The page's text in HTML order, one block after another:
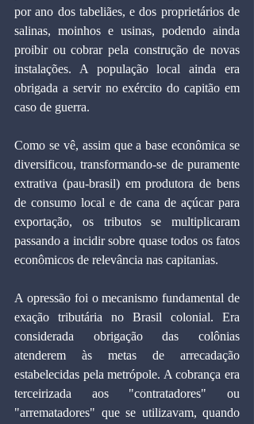
por ano dos tabeliães, e dos proprietários de
salinas, moinhos e usinas, podendo ainda
proibir ou cobrar pela construção de novas
instalações. A população local ainda era
obrigada a servir no exército do capitão em
caso de guerra.
Como se vê, assim que a base econômica se
diversificou, transformando-se de puramente
extrativa (pau-brasil) em produtora de bens
de consumo local e de cana de açúcar para
exportação, os tributos se multiplicaram
passando a incidir sobre quase todos os fatos
econômicos de relevância nas capitanias.
A opressão foi o mecanismo fundamental de
exação tributária no Brasil colonial. Era
considerada obrigação das colônias
atenderem às metas de arrecadação
estabelecidas pela metrópole. A cobrança era
terceirizada aos "contratadores" ou
"arrematadores" que se utilizavam, quando